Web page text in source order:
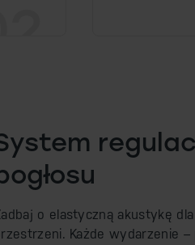
o elastyczną akustykę
Każde wydarzenie –